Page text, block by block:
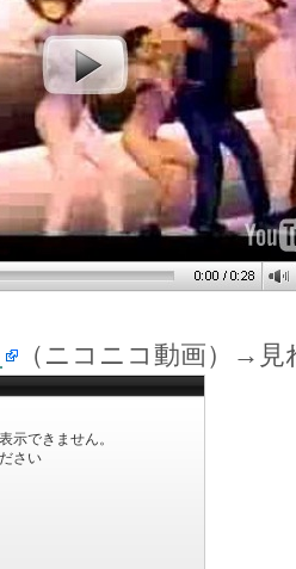
（ニコニコ動画）→見